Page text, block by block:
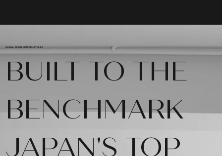
GLOBAL BRIDAL OEM/ODM ATELIER
BUILT TO THE
BENCHMARK
JAPAN'S TOP